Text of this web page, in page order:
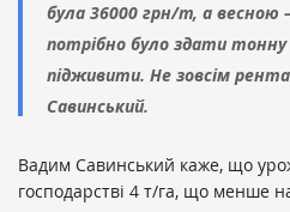
була 36000 грн/т, а весною
потрібно було здати
підживити. Не зовсім
Савинський.
Вадим Савинський каже, що
господарстві 4 т/га, що менше